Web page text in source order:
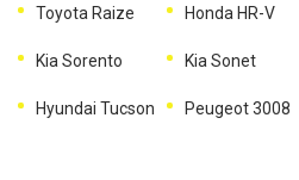
Toyota Raize Honda HR-V
Kia Sorento Kia Sonet
Hyundai Tucson Peugeot 3008